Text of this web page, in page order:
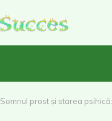
Somnul prost și starea